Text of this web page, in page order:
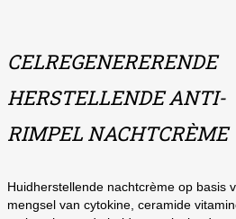
CELREGENERERENDE
HERSTELLENDE ANTI-
RIMPEL NACHTCRÈME
Huidherstellende nachtcrème op basis
mengsel van cytokine, ceramide